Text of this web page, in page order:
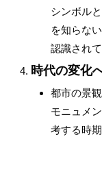
シンボル
を知らな
認識され
時代の変化
都市の景
モニュメ
考する時